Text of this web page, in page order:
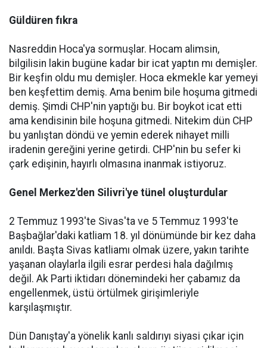
Güldüren fıkra
Nasreddin Hoca'ya sormuşlar. Hocam alimsin,
bilgilisin lakin bugüne kadar bir icat yaptın mı demişler.
Bir keşfin oldu mu demişler. Hoca ekmekle kar yemeyi
ben keşfettim demiş. Ama benim bile hoşuma gitmedi
demiş. Şimdi CHP'nin yaptığı bu. Bir boykot icat etti
ama kendisinin bile hoşuna gitmedi. Nitekim dün CHP
bu yanlıştan döndü ve yemin ederek nihayet milli
iradenin gereğini yerine getirdi. CHP'nin bu sefer ki
çark edişinin, hayırlı olmasına inanmak istiyoruz.
Genel Merkez'den Silivri'ye tünel oluşturdular
2 Temmuz 1993'te Sivas'ta ve 5 Temmuz 1993'te
Başbağlar'daki katliam 18. yıl dönümünde bir kez daha
anıldı. Başta Sivas katliamı olmak üzere, yakın tarihte
yaşanan olaylarla ilgili esrar perdesi hala dağılmış
değil. Ak Parti iktidarı dönemindeki her çabamız da
engellenmek, üstü örtülmek girişimleriyle
karşılaşmıştır.
Dün Danıştay'a yönelik kanlı saldırıyı siyasi çıkar için